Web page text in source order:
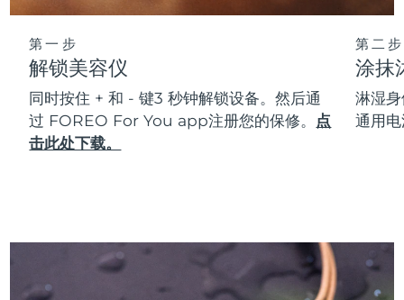
第一步
解锁美容仪
同时按住 + 和 - 键3 秒钟解锁设备。然后通
过 FOREO For You app注册您的保修。 点
击此处下载。
第二步
涂抹
淋湿
通用